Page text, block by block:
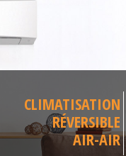
CLIMATISATION
RÉVERSIBLE
AIR-AIR